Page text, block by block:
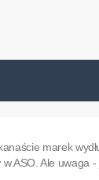
marek
ASO. Ale uwaga